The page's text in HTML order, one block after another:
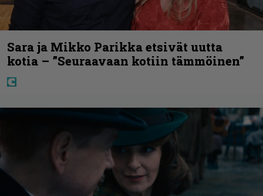
Sara ja Mikko Parikka etsivät uutta
kotia – ”Seuraavaan kotiin tämmöinen”